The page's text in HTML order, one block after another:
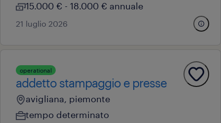
15.000 € - 18.000 € annuale
21 luglio 2026
operational
addetto stampaggio e presse
avigliana, piemonte
tempo determinato